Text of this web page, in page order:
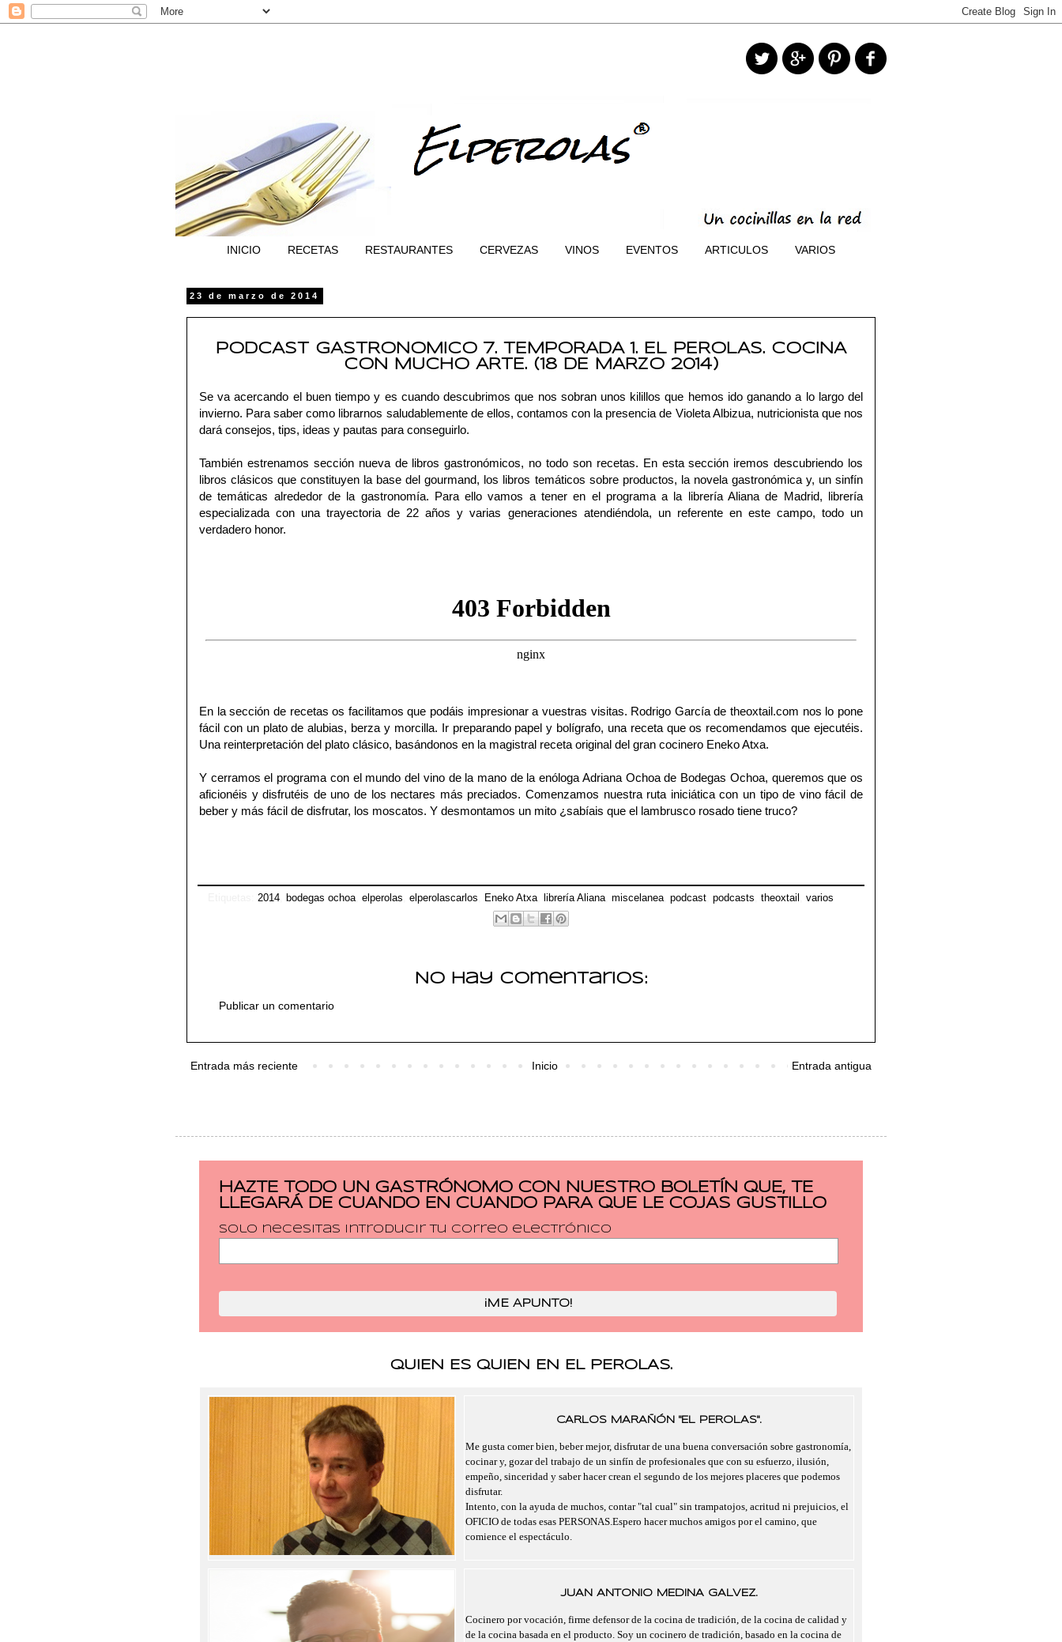
INICIO RECETAS RESTAURANTES CERVEZAS VINOS EVENTOS ARTICULOS VARIOS
23 de marzo de 2014
PODCAST GASTRONOMICO 7. TEMPORADA 1. EL PEROLAS. COCINA
CON MUCHO ARTE. (18 DE MARZO 2014)
Se va acercando el buen tiempo y es cuando descubrimos que nos sobran unos kilillos que hemos ido ganando a lo largo del
invierno. Para saber como librarnos saludablemente de ellos, contamos con la presencia de Violeta Albizua, nutricionista que nos
dará consejos, tips, ideas y pautas para conseguirlo.
También estrenamos sección nueva de libros gastronómicos, no todo son recetas. En esta sección iremos descubriendo los
libros clásicos que constituyen la base del gourmand, los libros temáticos sobre productos, la novela gastronómica y, un sinfín
de temáticas alrededor de la gastronomía. Para ello vamos a tener en el programa a la librería Aliana de Madrid, librería
especializada con una trayectoria de 22 años y varias generaciones atendiéndola, un referente en este campo, todo un
verdadero honor.
En la sección de recetas os facilitamos que podáis impresionar a vuestras visitas. Rodrigo García detheoxtail.com nos lo pone
fácil con un plato de alubias, berza y morcilla. Ir preparando papel y bolígrafo, una receta que os recomendamos que ejecutéis.
Una reinterpretación del plato clásico, basándonos en la magistral receta original del gran cocinero Eneko Atxa.
Y cerramos el programa con el mundo del vino de la mano de la enóloga Adriana Ochoa de Bodegas Ochoa, queremos que os
aficionéis y disfrutéis de uno de los nectares más preciados. Comenzamos nuestra ruta iniciática con un tipo de vino fácil de
beber y más fácil de disfrutar, los moscatos. Y desmontamos un mito ¿sabíais que el lambrusco rosado tiene truco?
2014 bodegas ochoa ,elperolas ,elperolascarlos Eneko Atxa librería Aliana ,miscelanea ,podcast ,podcasts ,theoxtail ,varios
No hay comentarios:
Publicar un comentario
Entrada más reciente Entrada antigua
Inicio
HAZTE TODO UN GASTRÓNOMO CON NUESTRO BOLETÍN QUE, TE
LLEGARÁ DE CUANDO EN CUANDO PARA QUE LE COJAS GUSTILLO
Solo necesitas introducir tu correo electrónico
QUIEN ES QUIEN EN EL PEROLAS.
CARLOS MARAÑÓN "EL PEROLAS".
Me gusta comer bien, beber mejor, disfrutar de una buena conversación sobre gastronomía,
cocinar y, gozar del trabajo de un sinfín de profesionales que con su esfuerzo, ilusión,
empeño, sinceridad y saber hacer crean el segundo de los mejores placeres que podemos
disfrutar.
Intento, con la ayuda de muchos, contar "tal cual" sin trampatojos, acritud ni prejuicios, el
OFICIO de todas esas PERSONAS.Espero hacer muchos amigos por el camino, que
comience el espectáculo.
JUAN ANTONIO MEDINA GALVEZ.
Cocinero por vocación, firme defensor de la cocina de tradición, de la cocina de calidad y
de la cocina basada en el producto. Soy un cocinero de tradición, basado en la cocina de